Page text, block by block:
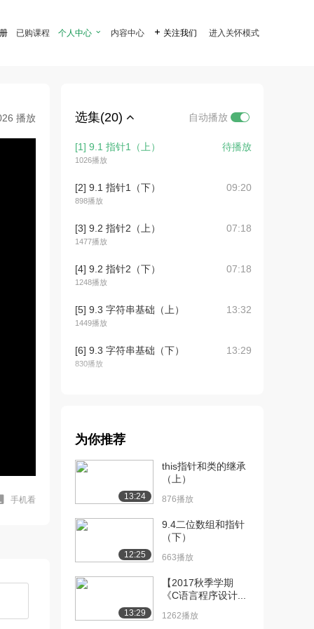
已购课程 个人中心  内容中心  关注我们 进入关怀模式
播放
手机看
选集(20) 自动播放
[1] 9.1 指针1（上）
1026播放
待播放
[2] 9.1 指针1（下）
898播放
09:20
[3] 9.2 指针2（上）
1477播放
07:18
[4] 9.2 指针2（下）
1248播放
07:18
[5] 9.3 字符串基础（上）
1449播放
13:32
[6] 9.3 字符串基础（下）
830播放
13:29
[8] 9.4 字符串处理库函数
（下）
[9] 9.5 字符串应用举例
（上）
888播放
[10] 9.5 字符串应用举例
（中）
1231播放
[11] 9.5 字符串应用举例
为你推荐
13:24
this指针和类的继承
（上）
876播放
12:25
9.4二位数组和指针
（下）
663播放
13:29
【2017秋季学期
《C语言程序设计...
1262播放